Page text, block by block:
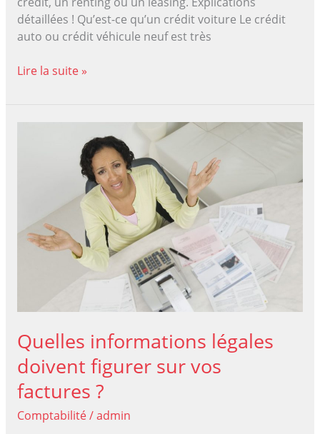
détaillées ! Qu’est-ce qu’un crédit voiture Le crédit
auto ou crédit véhicule neuf est très
Crédit,
renting
de
société
Lire la suite »
Quelles informations légales
doivent figurer sur vos
factures ?
Comptabilité/admin